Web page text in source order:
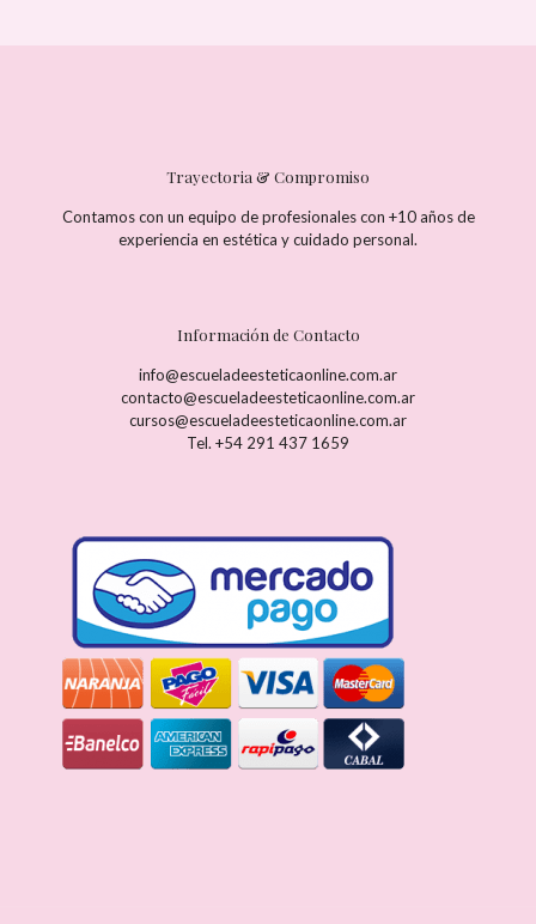
Trayectoria & Compromiso
Contamos con un equipo de profesionales con +10 años de
experiencia en estética y cuidado personal.
Información de Contacto
info@escueladeesteticaonline.com.ar
contacto@escueladeesteticaonline.com.ar
cursos@escueladeesteticaonline.com.ar
Tel. +54 291 437 1659